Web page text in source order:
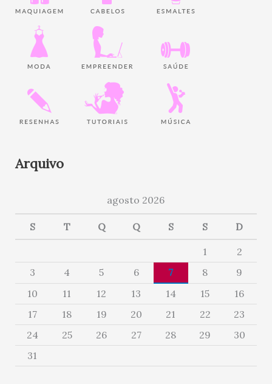
Arquivo
agosto 2026
S T Q Q S S D
1
2
3
4 5 6 7 8
9
10
11 12 13 14 15
16
17
18 19 20 21 22
23
24
25 26 27 28 29
30
31